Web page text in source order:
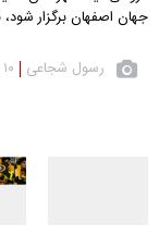
جهان اصفهان برگزار
رسول شجاعی ۱۰ مهر ۱۴۰۲، ۲۱:۱۵